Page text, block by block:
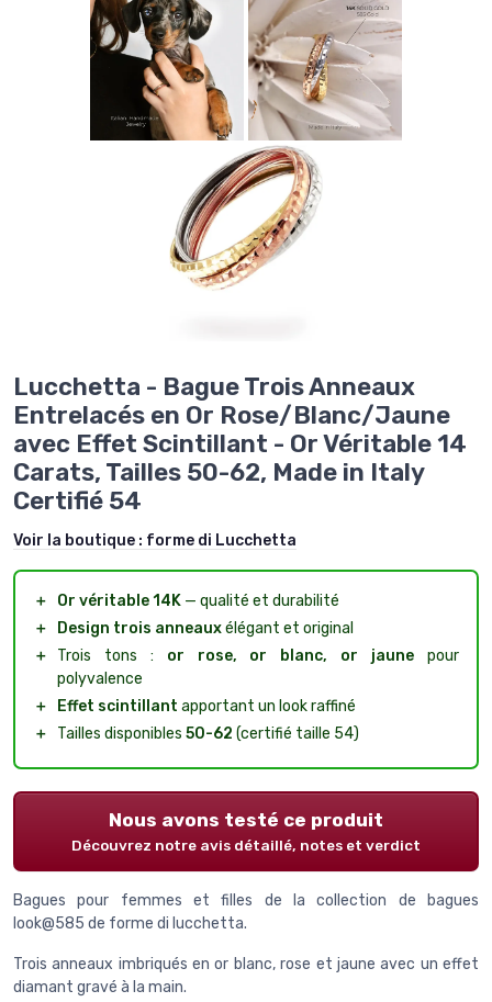
Lucchetta - Bague Trois Anneaux
Entrelacés en Or Rose/Blanc/Jaune
avec Effet Scintillant - Or Véritable 14
Carats, Tailles 50-62, Made in Italy
Certifié 54
Voir la boutique : forme di Lucchetta
＋ Or véritable 14K — qualité et durabilité
＋
Design trois anneauxélégant et original
＋
Trois tons : or rose, or blanc, or jaune pour
polyvalence
＋
Effet scintillant apportant un look raffiné
＋
Tailles disponibles 50-62 (certifié taille 54)
Nous avons testé ce produit
Découvrez notre avis détaillé, notes et verdict
Bagues pour femmes et filles de la collection de bagues
look@585 de forme di lucchetta.
Trois anneaux imbriqués en or blanc, rose et jaune avec un effet
diamant gravé à la main.